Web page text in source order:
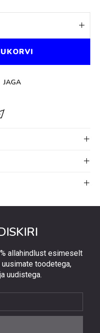
JAGA
allahindlust esimeselt
toodetega,
uudistega.